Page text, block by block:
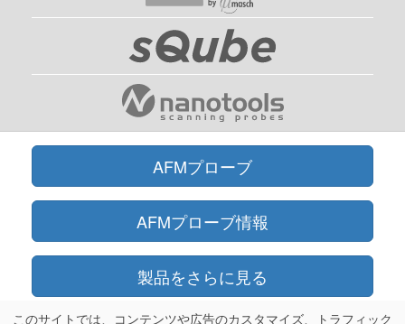
AFMプローブ
AFMプローブ情報
製品をさらに見る
このサイトでは、コンテンツや広告のカスタマイズ、トラフィック